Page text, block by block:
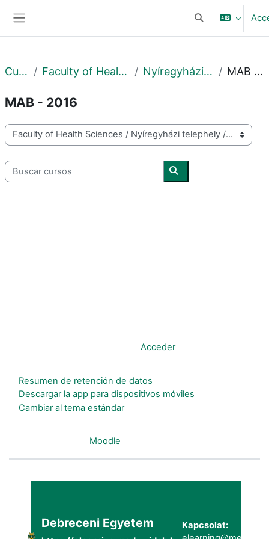
Selector de
Cursos Faculty of Health Sciences Nyíregyházi telephely MAB - 2016
MAB - 2016
Categorías
Buscar cursos
Buscar cursos
Acceder)
Resumen de retención de datos
Descargar la app para dispositivos móviles
Cambiar al tema estándar
Moodle
Debreceni Egyetem
Kapcsolat: